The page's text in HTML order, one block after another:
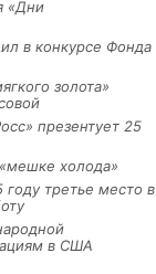
«Дни
в конкурсе Фонда
золота»
презентует 25
холода»
году третье место в
в США
в 9 миллионов
области